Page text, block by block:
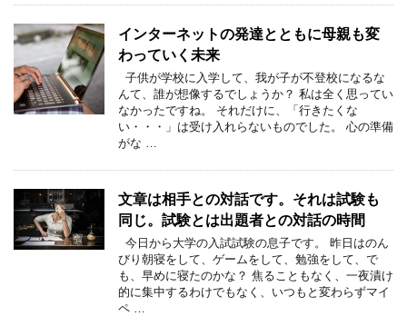
インターネットの発達とともに母親も変
わっていく未来
子供が学校に入学して、我が子が不登校になるな
んて、誰が想像するでしょうか？ 私は全く思ってい
なかったですね。 それだけに、「行きたくな
い・・・」は受け入れらないものでした。 心の準備
がな …
文章は相手との対話です。それは試験も
同じ。試験とは出題者との対話の時間
今日から大学の入試試験の息子です。 昨日はのん
びり朝寝をして、ゲームをして、勉強をして、で
も、早めに寝たのかな？ 焦ることもなく、一夜漬け
的に集中するわけでもなく、いつもと変わらずマイ
ペ …